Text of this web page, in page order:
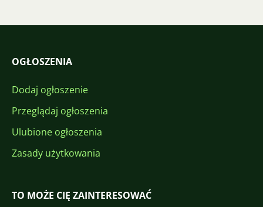
OGŁOSZENIA
Dodaj ogłoszenie
Przeglądaj ogłoszenia
Ulubione ogłoszenia
Zasady użytkowania
TO MOŻE CIĘ ZAINTERESOWAĆ